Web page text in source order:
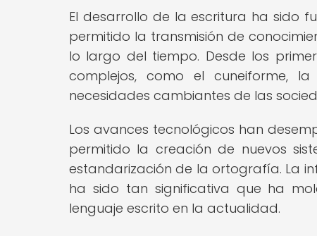
El desarrollo de la escritura ha sido
permitido la transmisión de
lo largo del tiempo. Desde los
complejos, como el cuneiforme,
necesidades cambiantes de las
Los avances tecnológicos han
permitido la creación de nuevos
estandarización de la ortografía. La
ha sido tan significativa que ha
lenguaje escrito en la actualidad.